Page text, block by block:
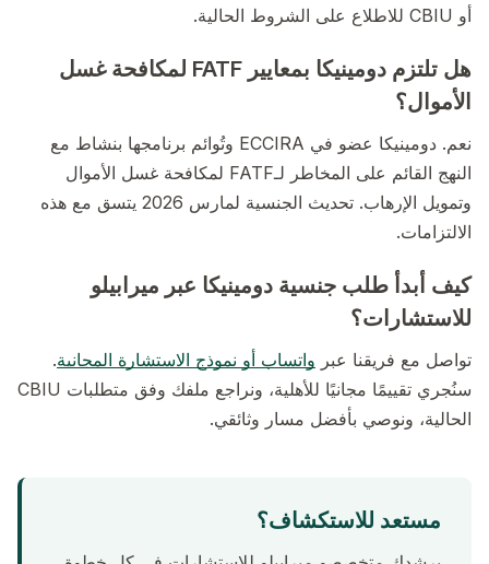
أو CBIU للاطلاع على الشروط الحالية.
هل تلتزم دومينيكا بمعايير FATF لمكافحة غسل
الأموال؟
نعم. دومينيكا عضو في ECCIRA وتُوائم برنامجها بنشاط مع
النهج القائم على المخاطر لـFATF لمكافحة غسل الأموال
وتمويل الإرهاب. تحديث الجنسية لمارس 2026 يتسق مع هذه
الالتزامات.
كيف أبدأ طلب جنسية دومينيكا عبر ميرابيلو
للاستشارات؟
تواصل مع فريقنا عبر واتساب أو نموذج الاستشارة المجانية.
سنُجري تقييمًا مجانيًا للأهلية، ونراجع ملفك وفق متطلبات CBIU
الحالية، ونوصي بأفضل مسار وثائقي.
مستعد للاستكشاف؟